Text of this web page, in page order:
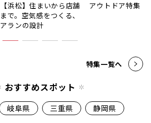
【浜松】住まいから店舗
まで。空気感をつくる、
アランの設計
アウトドア特集
特集一覧へ
おすすめスポット
岐阜県 三重県 静岡県